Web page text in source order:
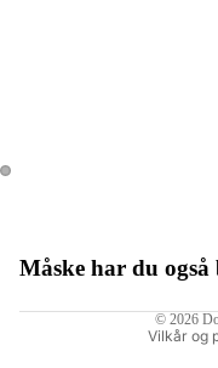
Måske har du
© 2026
Vilkår og